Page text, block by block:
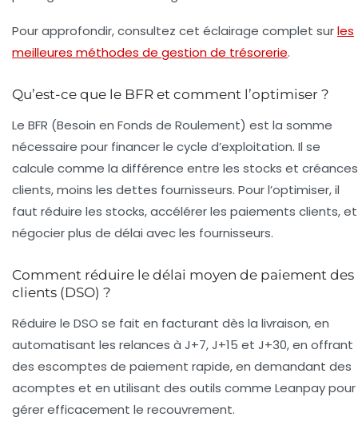
Pour approfondir, consultez cet éclairage complet surles
meilleures méthodes de gestion de trésorerie.
Qu’est-ce que le BFR et comment l’optimiser ?
Le BFR (Besoin en Fonds de Roulement) est la somme
nécessaire pour financer le cycle d’exploitation. Il se
calcule comme la différence entre les stocks et créances
clients, moins les dettes fournisseurs. Pour l’optimiser, il
faut réduire les stocks, accélérer les paiements clients, et
négocier plus de délai avec les fournisseurs.
Comment réduire le délai moyen de paiement des
clients (DSO) ?
Réduire le DSO se fait en facturant dès la livraison, en
automatisant les relances à J+7, J+15 et J+30, en offrant
des escomptes de paiement rapide, en demandant des
acomptes et en utilisant des outils comme Leanpay pour
gérer efficacement le recouvrement.